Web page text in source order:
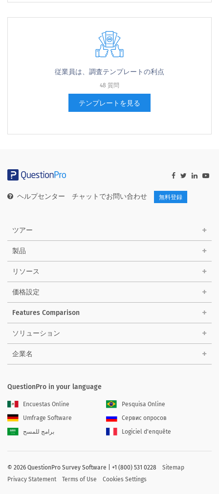
従業員は、調査テンプレートの利点
48 質問
テンプレートを見る
ヘルプセンター チャットでお問い合わせ 無料登録
ツアー
製品
リソース
価格設定
Features Comparison
ソリューション
企業名
QuestionPro in your language
Encuestas Online
Pesquisa Online
Umfrage Software
Сервис опросов
برامج للمسح
Logiciel d'enquête
© 2026 QuestionPro Survey Software | +1 (800) 531 0228
Sitemap
Privacy Statement
Terms of Use Cookies Settings